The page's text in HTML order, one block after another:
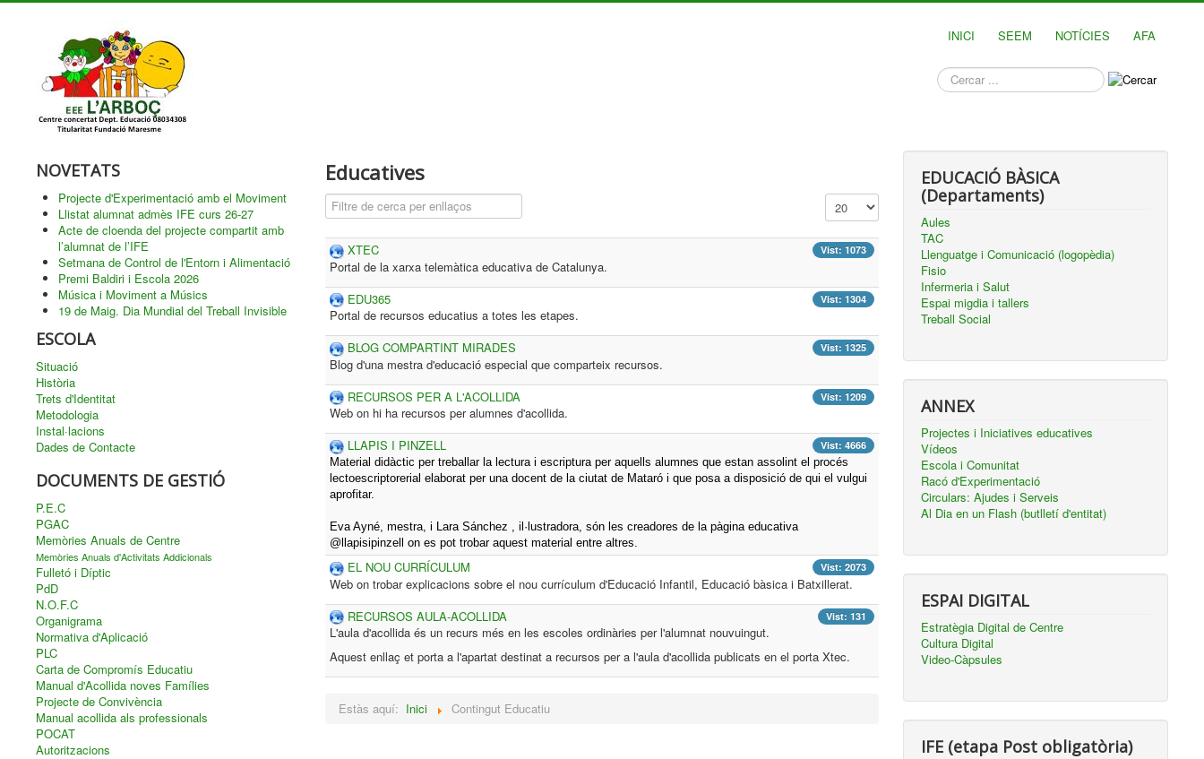
INICI SEEM NOTÍCIES AFA
què
busques?
NOVETATS
Projecte d'Experimentació amb el Moviment
Llistat alumnat admès IFE curs 26-27
Acte de cloenda del projecte compartit amb
l’alumnat de l’IFE
Setmana de Control de l'Entorn i Alimentació
Premi Baldiri i Escola 2026
Música i Moviment a Músics
19 de Maig. Dia Mundial del Treball Invisible
ESCOLA
Situació
Història
Trets d'Identitat
Metodologia
Instal·lacions
Dades de Contacte
DOCUMENTS DE GESTIÓ
P.E.C
PGAC
Memòries Anuals de Centre
Memòries Anuals d'Activitats Addicionals
Fulletó i Díptic
PdD
N.O.F.C
Organigrama
Normativa d'Aplicació
PLC
Carta de Compromís Educatiu
Manual d'Acollida noves Famílies
Projecte de Convivència
Manual acollida als professionals
POCAT
Autoritzacions
Educatives
Despublica Camp a filtrar Mostra #
Vist: 1073
XTEC
Portal de la xarxa telemàtica educativa de Catalunya.
Vist: 1304
EDU365
Portal de recursos educatius a totes les etapes.
Vist: 1325
BLOG COMPARTINT MIRADES
Blog d'una mestra d'educació especial que comparteix recursos.
Vist: 1209
RECURSOS PER A L'ACOLLIDA
Web on hi ha recursos per alumnes d'acollida.
Vist: 4666
LLAPIS I PINZELL
Material didàctic per treballar la lectura i escriptura per aquells alumnes que estan assolint el procés
lectoescriptorerial elaborat per una docent de la ciutat de Mataró i que posa a disposició de qui el vulgui
aprofitar.
Eva Ayné, mestra, i Lara Sánchez , il·lustradora, són les creadores de la pàgina educativa
@llapisipinzell on es pot trobar aquest material entre altres.
Vist: 2073
EL NOU CURRÍCULUM
Web on trobar explicacions sobre el nou currículum d'Educació Infantil, Educació bàsica i Batxillerat.
Vist: 131
RECURSOS AULA-ACOLLIDA
L'aula d'acollida és un recurs més en les escoles ordinàries per l'alumnat nouvuingut.
Aquest enllaç et porta a l'apartat destinat a recursos per a l'aula d'acollida publicats en el porta Xtec.
Estàs aquí: Inici Contingut Educatiu
EDUCACIÓ BÀSICA
(Departaments)
Aules
TAC
Llenguatge i Comunicació (logopèdia)
Fisio
Infermeria i Salut
Espai migdia i tallers
Treball Social
ANNEX
Projectes i Iniciatives educatives
Vídeos
Escola i Comunitat
Racó d'Experimentació
Circulars: Ajudes i Serveis
Al Dia en un Flash (butlletí d'entitat)
ESPAI DIGITAL
Estratègia Digital de Centre
Cultura Digital
Video-Càpsules
IFE (etapa Post obligatòria)